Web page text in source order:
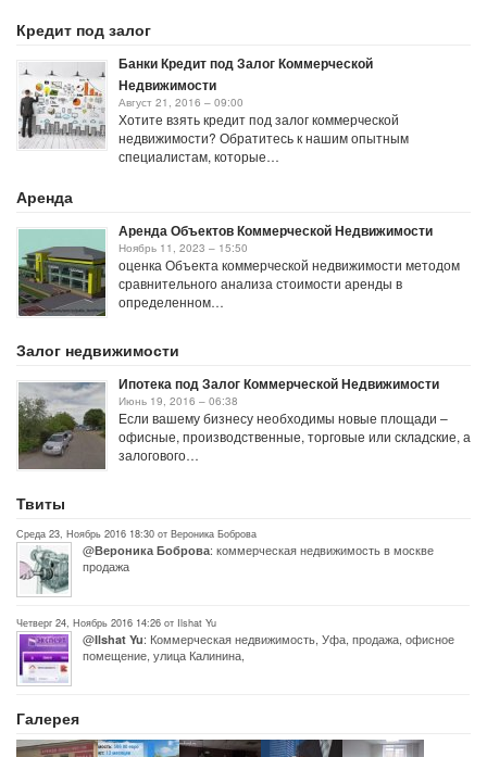
Кредит под залог
Банки Кредит под Залог Коммерческой
Недвижимости
Август 21, 2016 – 09:00
Хотите взять кредит под залог коммерческой
недвижимости? Обратитесь к нашим опытным
специалистам, которые…
Аренда
Аренда Объектов Коммерческой Недвижимости
Ноябрь 11, 2023 – 15:50
оценка Объекта коммерческой недвижимости методом
сравнительного анализа стоимости аренды в
определенном…
Залог недвижимости
Ипотека под Залог Коммерческой Недвижимости
Июнь 19, 2016 – 06:38
Если вашему бизнесу необходимы новые площади –
офисные, производственные, торговые или складские, а
залогового…
Твиты
Среда 23, Ноябрь 2016 18:30 от Вероника Боброва
@Вероника Боброва: коммерческая недвижимость в москве
продажа
Четверг 24, Ноябрь 2016 14:26 от Ilshat Yu
@Ilshat Yu: Коммерческая недвижимость, Уфа, продажа, офисное
помещение, улица Калинина,
Галерея